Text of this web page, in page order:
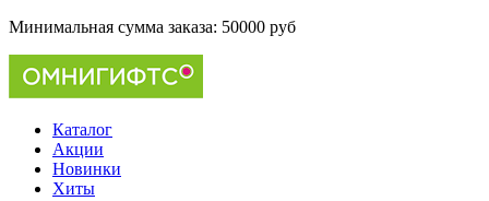
Минимальная сумма заказа: 50000 руб
Каталог
Акции
Новинки
Хиты